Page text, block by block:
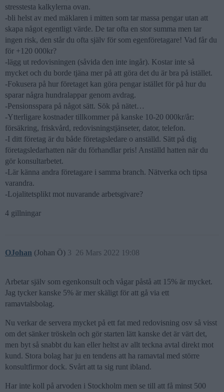
stresstesta kalkylerna ovan.
-bli helst av med mäklaren i mitten som tar massa pengar utan att
skapa något egentligt värde. De tar ofta en stor summa men tar
ingen risk, den står du ofta själv för som egenföretagare! Vad får du
för +120 000kr?
-lägg ut redovisningen (såvida den inte ingår). Kostar inte så
mycket och du borde tjäna mer på att göra det du är bra på istället.
-Fokusera på hur företaget kan göra pengar istället för på hur du
sparar några hundralappar genom avdrag.
-Pensionsspara på något sätt. Sök på nätet…
-Ytterligare kostnader tillkommer på kanske 10-20 000kr/år:
försäkring, friskvård, redovisningstjänseter, dator, telefon.
-I ditt företag är du både företagsledare o anställd. Sätt på dig
företagsledarhatten när du förhandlar pris! Anställd hatten när du
gör konsultarbetet.
-Lär känna andra företagare i samma branch. Nätverka och tipsa
varandra.
-Lojalitetsplikt mot nuvarande arbetsgivare?
4 gillningar
OJohan (Johan Ö) 26 Mars 2022 19:08
3
Arbetar själv som egenkonsult och vågar påstå att 15% är mycket.
Jag tycker kanske 5% är mer skäligt för att gå via ett
ramavtalsbolag.
Nu verkar de servera mycket på ett fat med redovisning osv så visst
om det sänker tröskeln och gör starten lätt kanske det är värt det,
men byt så snabbt du kan eller heltst av allt teckna avtal direkt mot
kund. Stora bolag har ju en tendens att ha ramavtal med större
konsultfirmor dock. Svårt att ta sig runt ibland.
Har inte koll på arvoden i Stockholm men se till att få minst 500